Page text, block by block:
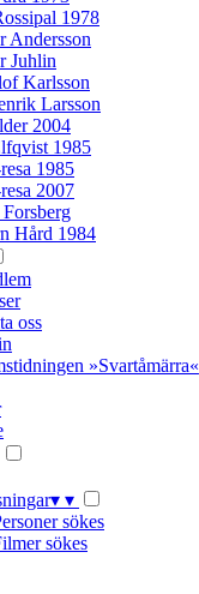
1978
Andersson
Juhlin
Karlsson
Larsson
2004
1985
1985
2007
Hård 1984
oss
»Svartåmärra«
▾ ▾
sökes
sökes